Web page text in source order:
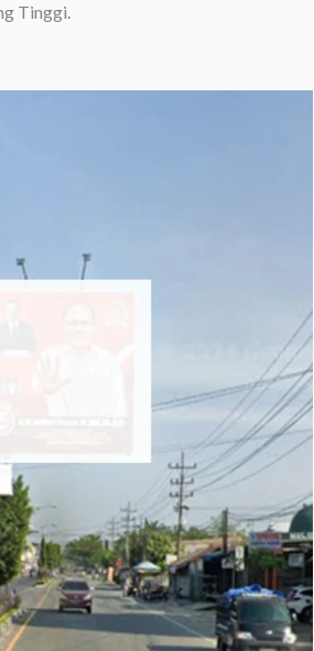
Tinggi.